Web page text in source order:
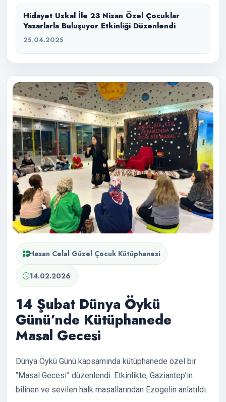
Hasan Celal Güzel Çocuk Kütüphanesi
14.02.2026
14 Şubat Dünya Öykü
Günü’nde Kütüphanede
Masal Gecesi
Dünya Öykü Günü kapsamında kütüphanede özel bir
“Masal Gecesi” düzenlendi. Etkinlikte, Gaziantep’in
bilinen ve sevilen halk masallarından Ezogelin anlatıldı.
Hidayet Uskal İle 23 Nisan Özel Çocuklar
Yazarlarla Buluşuyor Etkinliği Düzenlendi
25.04.2025